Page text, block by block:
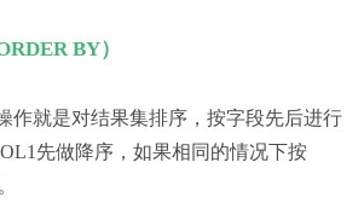
BY）
作就是对结果集排序，按字段先后进行
先做降序，如果相同的情况下按